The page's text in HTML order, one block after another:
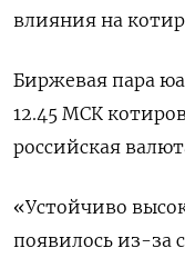
влияния на
Биржевая пара
12.45 МСК
российская
«Устойчиво
появилось из-за